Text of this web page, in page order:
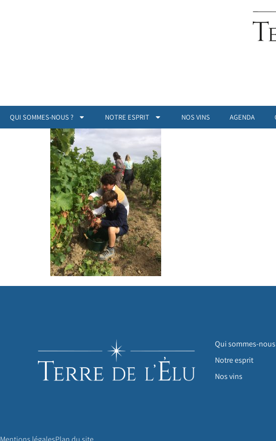
QUI SOMMES-NOUS ? NOTRE ESPRIT NOS VINS AGENDA
Qui sommes-nous
Notre esprit
Nos vins